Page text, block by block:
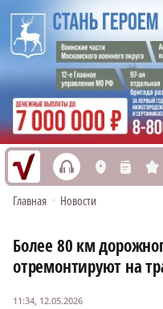
h L n s
Главная • Новости
Более 80 км
отремонтируют на
11:34, 12.05.2026